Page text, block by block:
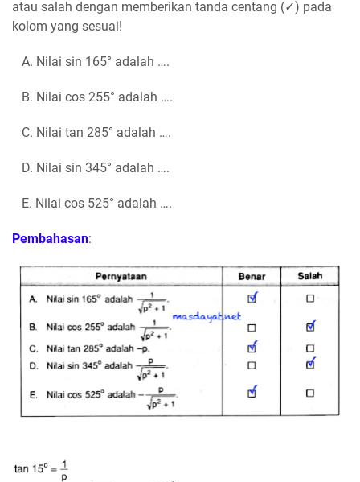
atau salah dengan memberikan tanda centang (✓) pada
kolom yang sesuai!
A. Nilai sin 165° adalah ….
B. Nilai cos 255° adalah ….
C. Nilai tan 285° adalah ….
D. Nilai sin 345° adalah ….
E. Nilai cos 525° adalah ….
Pembahasan: